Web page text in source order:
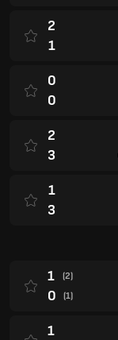
2
1
0
0
2
3
1
3
(2)
1
(1)
0
1